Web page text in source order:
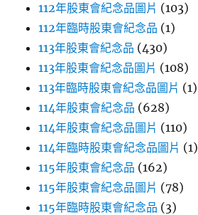
112年股東會紀念品圖片 (103)
112年臨時股東會紀念品 (1)
113年股東會紀念品 (430)
113年股東會紀念品圖片 (108)
113年臨時股東會紀念品圖片 (1)
114年股東會紀念品 (628)
114年股東會紀念品圖片 (110)
114年臨時股東會紀念品圖片 (1)
115年股東會紀念品 (162)
115年股東會紀念品圖片 (78)
115年臨時股東會紀念品 (3)